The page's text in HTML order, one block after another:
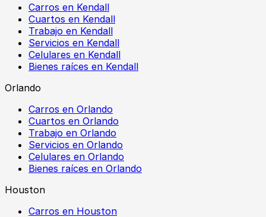
Carros en Kendall
Cuartos en Kendall
Trabajo en Kendall
Servicios en Kendall
Celulares en Kendall
Bienes raíces en Kendall
Orlando
Carros en Orlando
Cuartos en Orlando
Trabajo en Orlando
Servicios en Orlando
Celulares en Orlando
Bienes raíces en Orlando
Houston
Carros en Houston